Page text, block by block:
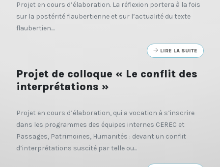
Projet en cours d’élaboration. La réflexion portera à la fois
sur la postérité flaubertienne et sur l’actualité du texte
flaubertien....
LIRE LA SUITE
Projet de colloque « Le conflit des
interprétations »
Projet en cours d’élaboration, qui a vocation à s’inscrire
dans les programmes des équipes internes CEREC et
Passages, Patrimoines, Humanités : devant un conflit
d’interprétations suscité par telle ou...